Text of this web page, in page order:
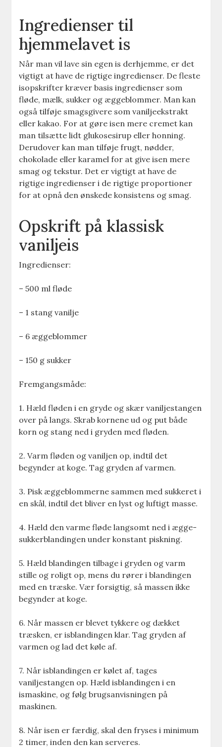
Ingredienser til
hjemmelavet is
Når man vil lave sin egen is derhjemme, er det
vigtigt at have de rigtige ingredienser. De fleste
isopskrifter kræver basis ingredienser som
fløde, mælk, sukker og æggeblommer. Man kan
også tilføje smagsgivere som vaniljeekstrakt
eller kakao. For at gøre isen mere cremet kan
man tilsætte lidt glukosesirup eller honning.
Derudover kan man tilføje frugt, nødder,
chokolade eller karamel for at give isen mere
smag og tekstur. Det er vigtigt at have de
rigtige ingredienser i de rigtige proportioner
for at opnå den ønskede konsistens og smag.
Opskrift på klassisk
vaniljeis
Ingredienser:
– 500 ml fløde
– 1 stang vanilje
– 6 æggeblommer
– 150 g sukker
Fremgangsmåde:
1. Hæld fløden i en gryde og skær vaniljestangen
over på langs. Skrab kornene ud og put både
korn og stang ned i gryden med fløden.
2. Varm fløden og vaniljen op, indtil det
begynder at koge. Tag gryden af varmen.
3. Pisk æggeblommerne sammen med sukkeret i
en skål, indtil det bliver en lyst og luftigt masse.
4. Hæld den varme fløde langsomt ned i ægge-
sukkerblandingen under konstant piskning.
5. Hæld blandingen tilbage i gryden og varm
stille og roligt op, mens du rører i blandingen
med en træske. Vær forsigtig, så massen ikke
begynder at koge.
6. Når massen er blevet tykkere og dækket
træsken, er isblandingen klar. Tag gryden af
varmen og lad det køle af.
7. Når isblandingen er kølet af, tages
vaniljestangen op. Hæld isblandingen i en
ismaskine, og følg brugsanvisningen på
maskinen.
8. Når isen er færdig, skal den fryses i minimum
2 timer, inden den kan serveres.